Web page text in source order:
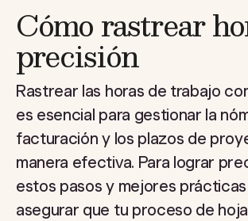
Cómo rastrear
precisión
Rastrear las horas de trabajo
es esencial para gestionar la
facturación y los plazos de
manera efectiva. Para lograr
estos pasos y mejores
asegurar que tu proceso de